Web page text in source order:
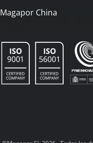
Magapor China